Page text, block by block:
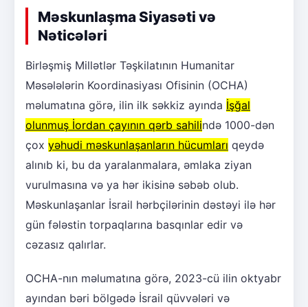
Məskunlaşma Siyasəti və
Nəticələri
Birləşmiş Millətlər Təşkilatının Humanitar
Məsələlərin Koordinasiyası Ofisinin (OCHA)
məlumatına görə, ilin ilk səkkiz ayında İşğal
olunmuş İordan çayının qərb sahilində 1000-dən
çox yəhudi məskunlaşanların hücumları qeydə
alınıb ki, bu da yaralanmalara, əmlaka ziyan
vurulmasına və ya hər ikisinə səbəb olub.
Məskunlaşanlar İsrail hərbçilərinin dəstəyi ilə hər
gün fələstin torpaqlarına basqınlar edir və
cəzasız qalırlar.
OCHA-nın məlumatına görə, 2023-cü ilin oktyabr
ayından bəri bölgədə İsrail qüvvələri və